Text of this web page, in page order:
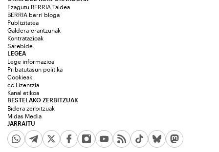
Ezagutu BERRIA Taldea
BERRIA berri bloga
Publizitatea
Galdera-erantzunak
Kontratazioak
Sarebide
JARRAITU
LEGEA
Lege informazioa
Pribatutasun politika
Cookieak
cc Lizentzia
Kanal etikoa
BESTELAKO ZERBITZUAK
Bidera zerbitzuak
Midas Media